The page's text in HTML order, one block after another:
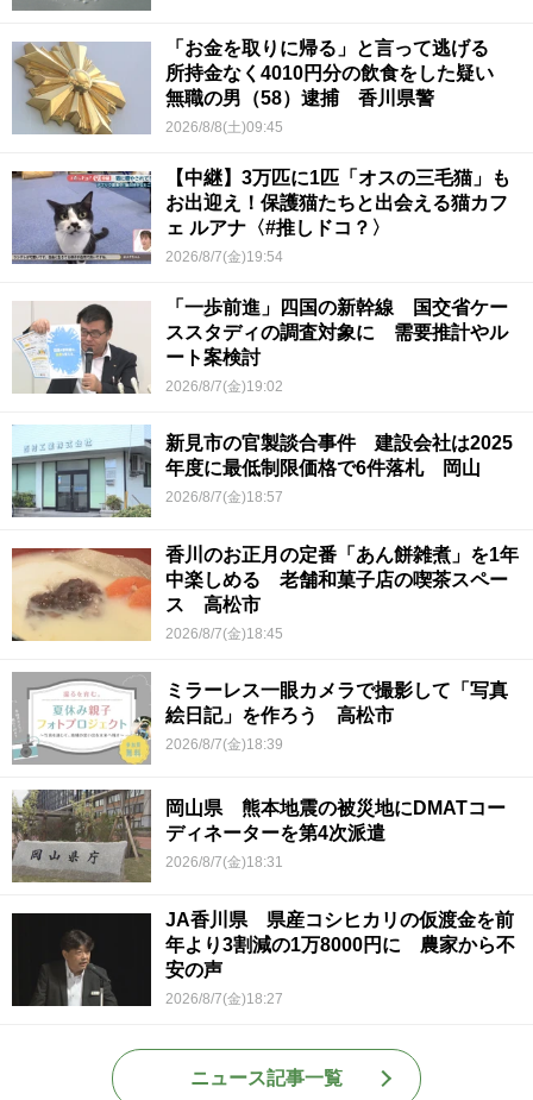
「お金を取りに帰る」と言って逃げる
所持金なく4010円分の飲食をした疑い
無職の男（58）逮捕 香川県警
2026/8/8(土)09:45
【中継】3万匹に1匹「オスの三毛猫」も
お出迎え！保護猫たちと出会える猫カフ
ェ ルアナ〈#推しドコ？〉
2026/8/7(金)19:54
「一歩前進」四国の新幹線 国交省ケー
ススタディの調査対象に 需要推計やル
ート案検討
2026/8/7(金)19:02
新見市の官製談合事件 建設会社は2025
年度に最低制限価格で6件落札 岡山
2026/8/7(金)18:57
香川のお正月の定番「あん餅雑煮」を1年
中楽しめる 老舗和菓子店の喫茶スペー
ス 高松市
2026/8/7(金)18:45
ミラーレス一眼カメラで撮影して「写真
絵日記」を作ろう 高松市
2026/8/7(金)18:39
岡山県 熊本地震の被災地にDMATコー
ディネーターを第4次派遣
2026/8/7(金)18:31
JA香川県 県産コシヒカリの仮渡金を前
年より3割減の1万8000円に 農家から不
安の声
2026/8/7(金)18:27
ニュース記事一覧